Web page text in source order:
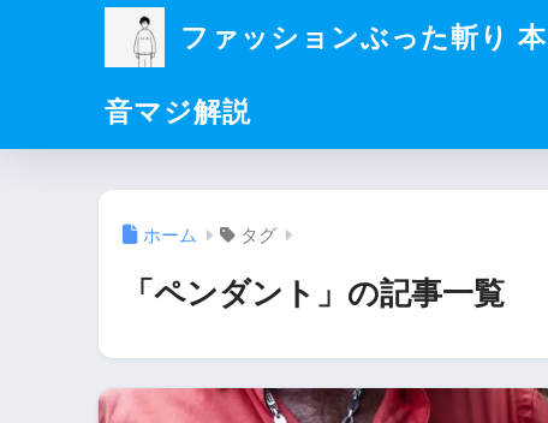
ファッションぶった斬り 本
音マジ解説
ホーム タグ
「ペンダント」の記事一覧